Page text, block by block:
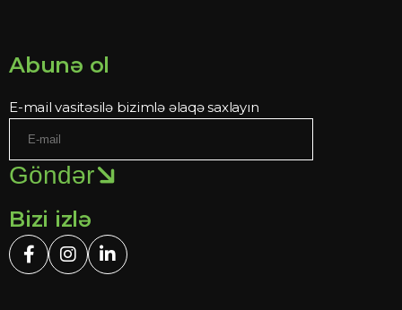
Abunə ol
E-mail vasitəsilə bizimlə əlaqə saxlayın
Göndər
Bizi izlə